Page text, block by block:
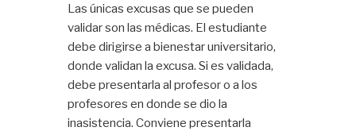
Las únicas excusas que se pueden
validar son las médicas. El estudiante
debe dirigirse a bienestar universitario,
donde validan la excusa. Si es validada,
debe presentarla al profesor o a los
profesores en donde se dio la
inasistencia. Conviene presentarla